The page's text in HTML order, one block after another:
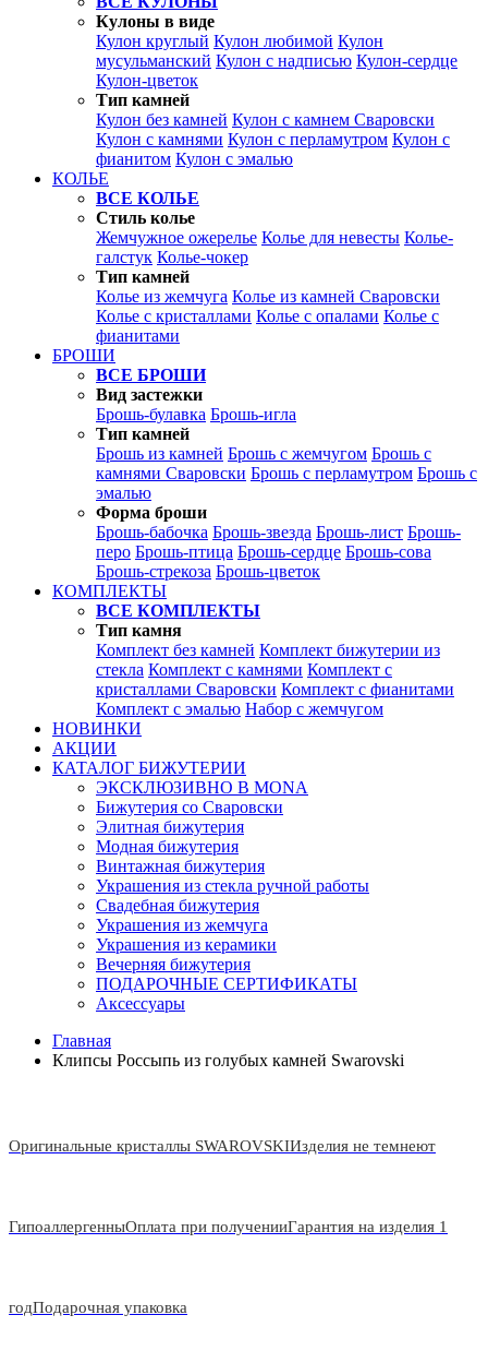
Кулоны в виде
Кулон круглый Кулон любимой Кулон
мусульманский Кулон с надписью Кулон-сердце
Кулон-цветок
Тип камней
Кулон без камней Кулон с камнем Сваровски
Кулон с камнями Кулон с перламутром Кулон с
фианитом Кулон с эмалью
КОЛЬЕ
ВСЕ КОЛЬЕ
Стиль колье
Жемчужное ожерелье Колье для невесты Колье-
галстук Колье-чокер
Тип камней
Колье из жемчуга Колье из камней Сваровски
Колье с кристаллами Колье с опалами Колье с
фианитами
БРОШИ
ВСЕ БРОШИ
Вид застежки
Брошь-булавка Брошь-игла
Тип камней
Брошь из камней Брошь с жемчугом Брошь с
камнями Сваровски Брошь с перламутром Брошь с
эмалью
Форма броши
Брошь-бабочка Брошь-звезда Брошь-лист Брошь-
перо Брошь-птица Брошь-сердце Брошь-сова
Брошь-стрекоза Брошь-цветок
КОМПЛЕКТЫ
ВСЕ КОМПЛЕКТЫ
Тип камня
Комплект без камней Комплект бижутерии из
стекла Комплект с камнями Комплект с
кристаллами Сваровски Комплект с фианитами
Комплект с эмалью Набор с жемчугом
НОВИНКИ
АКЦИИ
КАТАЛОГ БИЖУТЕРИИ
ЭКСКЛЮЗИВНО В MONA
Бижутерия со Сваровски
Элитная бижутерия
Модная бижутерия
Винтажная бижутерия
Украшения из стекла ручной работы
Свадебная бижутерия
Украшения из жемчуга
Украшения из керамики
Вечерняя бижутерия
ПОДАРОЧНЫЕ СЕРТИФИКАТЫ
Аксессуары
Главная
Клипсы Россыпь из голубых камней Swarovski
Оригинальные кристаллы SWAROVSKIИзделия не темнеют
ГипоаллергенныОплата при полученииГарантия на изделия 1
годПодарочная упаковка